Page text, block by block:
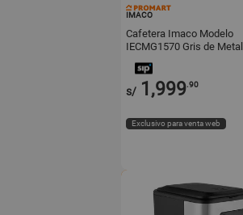
IMACO
Cafetera Imaco Modelo
IECMG1570 Gris de Metal
s/ 1,999.90
Exclusivo para venta web